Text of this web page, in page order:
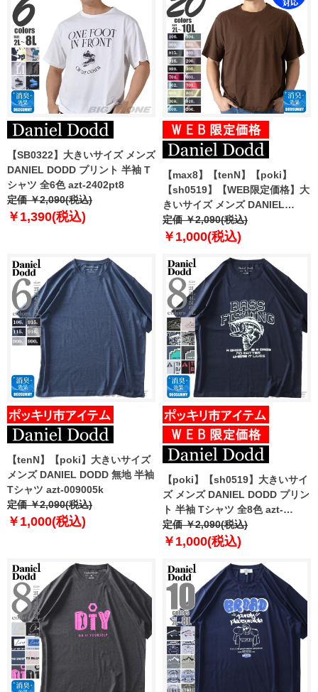
【SB0322】大きいサイズ メンズ
DANIEL DODD プリント 半袖 T
シャツ 全6色 azt-2402pt8
定価 ￥2,090(税込)
￥1,390(税込)
【max8】【tenN】【poki】
【sh0519】【WEB限定価格】大
きいサイズ メンズ DANIEL
DODD 半袖 Tシャツ 無地 半袖T
シャツ 10L対応 azt-009005 緊急
定価 ￥2,090(税込)
￥1,000(税込)
【tenN】【poki】大きいサイズ
メンズ DANIEL DODD 無地 半袖
Tシャツ azt-009005k
定価 ￥2,090(税込)
￥1,000(税込)
【poki】【sh0519】大きいサイ
ズ メンズ DANIEL DODD プリン
ト 半袖 Tシャツ 全8色 azt-
2202pt4
定価 ￥2,090(税込)
￥1,000(税込)